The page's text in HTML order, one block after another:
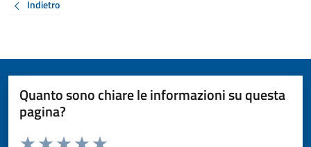
Indietro
Quanto sono chiare le informazioni su questa
pagina?
Valuta da 1 a 5 stelle la pagina